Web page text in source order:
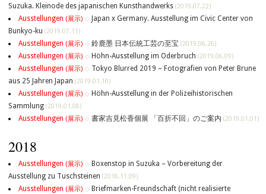
Suzuka. Kleinode des japanischen Kunsthandwerks (2019.07.22)
Ausstellungen (展示) ◇
Japan x Germany. Ausstellung im Civic Center von
Bunkyo-ku (2019.07.11)
Ausstellungen (展示) ◇ 鈴鹿墨 日本伝統工芸の至宝 (2019.06.26)
Ausstellungen (展示) ◇ Höhn-Ausstellung im Oderbruch (2019.06.09)
Ausstellungen (展示) ◇ Tokyo Blurred 2019 – Fotografien von Peter Brune
aus 25 Jahren Japan (2019.01.10)
Ausstellungen (展示) ◇ Höhn-Ausstellung in der Polizeihistorischen
Sammlung (2019.01.08)
Ausstellungen (展示) ◇ 書家吉見松香個展 「百折不回」のご案内 (2019.01.01)
2018
Ausstellungen (展示) ◇ Boxenstop in Suzuka – Vorbereitung der
Ausstellung zu Tuschsteinen (2018.11.09)
Ausstellungen (展示) ◇ Briefmarken-Freundschaft (nicht realisierte